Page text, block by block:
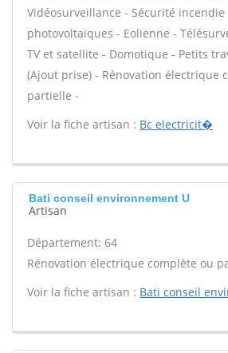
Vidéosurveillance - Sécurité incendie
photovoltaïques - Eolienne -
TV et satellite - Domotique - Petits
(Ajout prise) - Rénovation électrique
partielle -
Voir la fiche artisan : Bc electricit�
Bati conseil environnement U
Artisan
Département: 64
Rénovation électrique complète ou
Voir la fiche artisan : Bati conseil